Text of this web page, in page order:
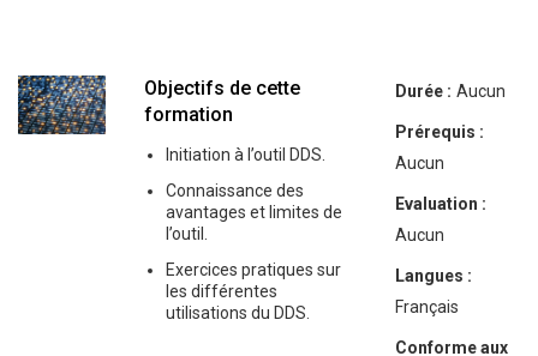
Objectifs de cette
formation
Initiation à l’outil DDS.
Connaissance des
avantages et limites de
l’outil.
Exercices pratiques sur
les différentes
utilisations du DDS.
Durée : Aucun
Prérequis :
Aucun
Evaluation :
Aucun
Langues :
Français
Conforme aux